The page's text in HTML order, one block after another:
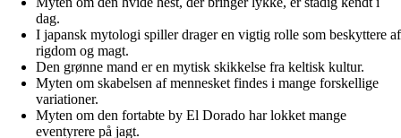
dag.
I japansk mytologi spiller drager en vigtig rolle som beskyttere af
rigdom og magt.
Den grønne mand er en mytisk skikkelse fra keltisk kultur.
Myten om skabelsen af mennesket findes i mange forskellige
variationer.
Myten om den fortabte by El Dorado har lokket mange
eventyrere på jagt.